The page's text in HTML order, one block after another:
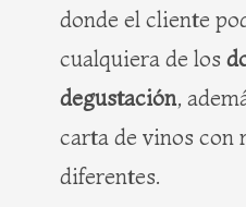
donde el cliente
cualquiera de los
degustación,
carta de vinos con
diferentes.